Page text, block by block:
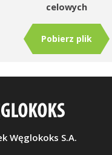
celowych
Pobierz plik
Węglokoks S.A.